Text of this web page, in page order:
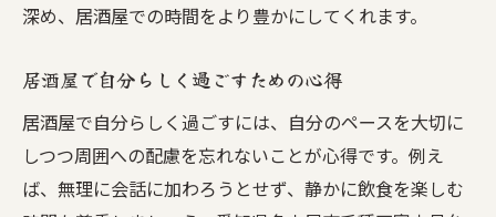
深め、居酒屋での時間をより豊かにしてくれます。
居酒屋で自分らしく過ごすための心得
居酒屋で自分らしく過ごすには、自分のペースを大切に
しつつ周囲への配慮を忘れないことが心得です。例え
ば、無理に会話に加わろうとせず、静かに飲食を楽しむ